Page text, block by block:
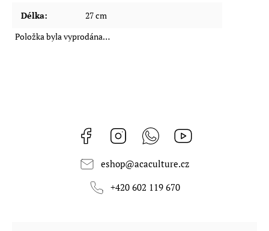
Délka:
27 cm
Položka byla vyprodána…
Facebook Instagram Whatsapp
eshop@acaculture.cz
+420 602 119 670